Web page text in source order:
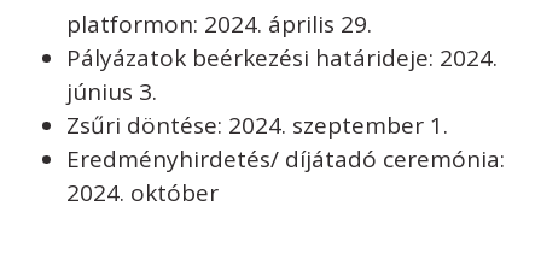
platformon: 2024. április 29.
Pályázatok beérkezési határideje: 2024.
június 3.
Zsűri döntése: 2024. szeptember 1.
Eredményhirdetés/ díjátadó ceremónia:
2024. október